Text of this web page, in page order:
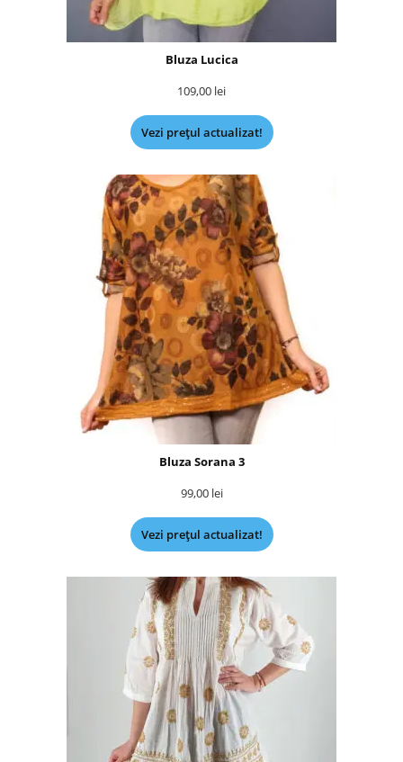
Bluza Lucica
109,00 lei
Vezi prețul actualizat!
Bluza Sorana 3
99,00 lei
Vezi prețul actualizat!